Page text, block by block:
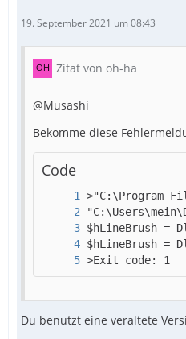
19. September 2021 um 08:43
Zitat von oh-ha
@Musashi
Bekomme diese
Code
>Exit code: 1
Du benutzt eine veraltete